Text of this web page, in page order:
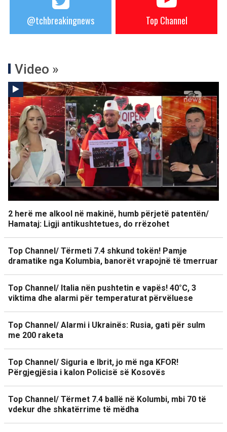
@tchbreakingnews Top Channel
Video »
2 herë me alkool në makinë, humb përjetë patentën/
Hamataj: Ligji antikushtetues, do rrëzohet
Top Channel/ Tërmeti 7.4 shkund tokën! Pamje
dramatike nga Kolumbia, banorët vrapojnë të tmerruar
Top Channel/ Italia nën pushtetin e vapës! 40°C, 3
viktima dhe alarmi për temperaturat përvëluese
Top Channel/ Alarmi i Ukrainës: Rusia, gati për sulm
me 200 raketa
Top Channel/ Siguria e Ibrit, jo më nga KFOR!
Përgjegjësia i kalon Policisë së Kosovës
Top Channel/ Tërmet 7.4 ballë në Kolumbi, mbi 70 të
vdekur dhe shkatërrime të mëdha